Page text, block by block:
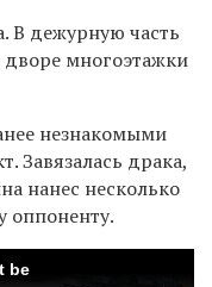
В дежурную часть
многоэтажки
незнакомыми
Завязалась драка,
нанес несколько
оппоненту.
be